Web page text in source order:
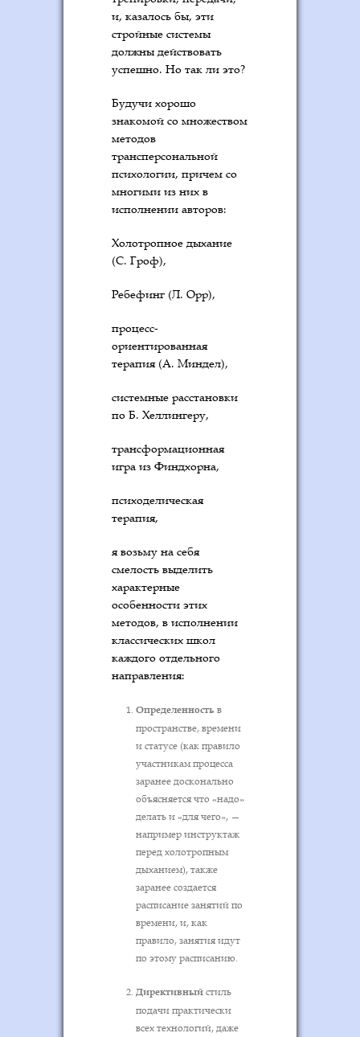
и, казалось бы, эти
стройные системы
должны действовать
успешно. Но так ли это?
Будучи хорошо
знакомой со множеством
методов
трансперсональной
психологии, причем со
многими из них в
исполнении авторов:
Холотропное дыхание
(С. Гроф),
Ребефинг (Л. Орр),
процесс-
ориентированная
терапия (А. Миндел),
системные расстановки
по Б. Хеллингеру,
трансформационная
игра из Финдхорна,
психоделическая
терапия,
я возьму на себя
смелость выделить
характерные
особенности этих
методов, в исполнении
классических школ
каждого отдельного
направления:
Определенностьв
пространстве, времени
и статусе (как правило
участникам процесса
заранее досконально
объясняется что «надо»
делать и «для чего», —
например инструктаж
перед холотропным
дыханием), также
заранее создается
расписание занятий по
времени, и, как
правило, занятия идут
по этому расписанию.
Директивныйстиль
подачи практически
всех технологий, даже